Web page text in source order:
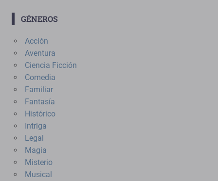
GÉNEROS
Acción
Aventura
Ciencia Ficción
Comedia
Familiar
Fantasía
Histórico
Intriga
Legal
Magia
Misterio
Musical